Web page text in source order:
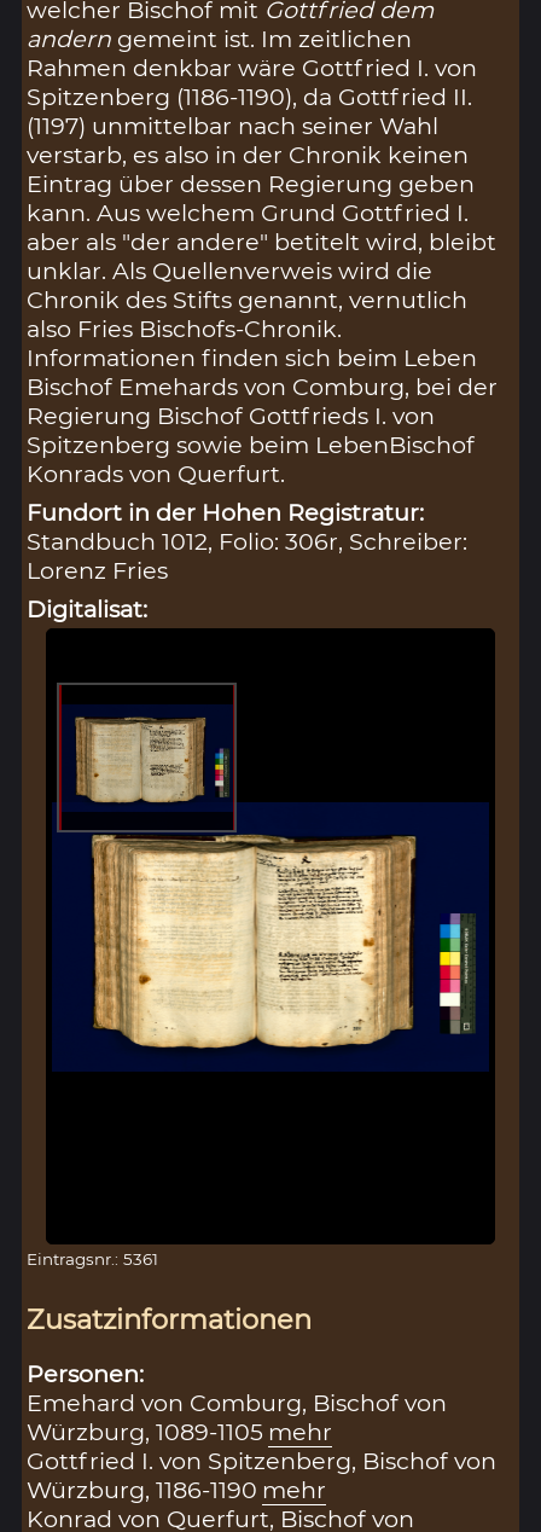
welcher Bischof mit Gottfried dem
andern gemeint ist. Im zeitlichen
Rahmen denkbar wäre Gottfried I. von
Spitzenberg (1186-1190), da Gottfried II.
(1197) unmittelbar nach seiner Wahl
verstarb, es also in der Chronik keinen
Eintrag über dessen Regierung geben
kann. Aus welchem Grund Gottfried I.
aber als "der andere" betitelt wird, bleibt
unklar. Als Quellenverweis wird die
Chronik des Stifts genannt, vernutlich
also Fries Bischofs-Chronik.
Informationen finden sich beim Leben
Bischof Emehards von Comburg, bei der
Regierung Bischof Gottfrieds I. von
Spitzenberg sowie beim LebenBischof
Konrads von Querfurt.
Fundort in der Hohen Registratur:
Standbuch 1012, Folio: 306r, Schreiber:
Lorenz Fries
Digitalisat:
Eintragsnr.: 5361
Zusatzinformationen
Personen:
Emehard von Comburg, Bischof von
Würzburg, 1089-1105 mehr
Gottfried I. von Spitzenberg, Bischof von
Würzburg, 1186-1190 mehr
Konrad von Querfurt, Bischof von